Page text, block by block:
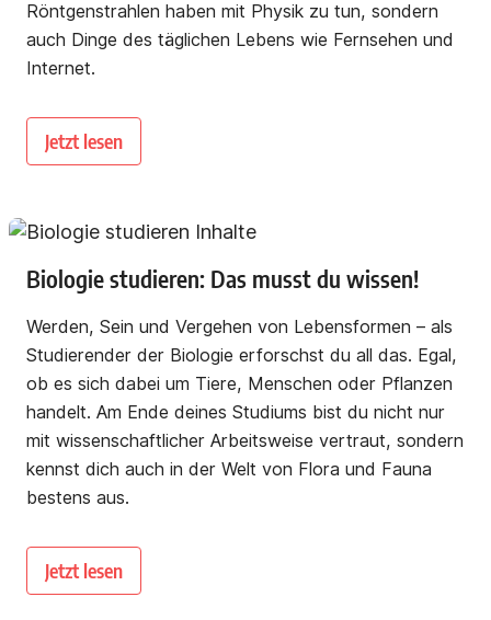
Röntgenstrahlen haben mit Physik zu tun, sondern
auch Dinge des täglichen Lebens wie Fernsehen und
Internet.
Jetzt lesen
Biologie studieren: Das musst du wissen!
Werden, Sein und Vergehen von Lebensformen – als
Studierender der Biologie erforschst du all das. Egal,
ob es sich dabei um Tiere, Menschen oder Pflanzen
handelt. Am Ende deines Studiums bist du nicht nur
mit wissenschaftlicher Arbeitsweise vertraut, sondern
kennst dich auch in der Welt von Flora und Fauna
bestens aus.
Jetzt lesen